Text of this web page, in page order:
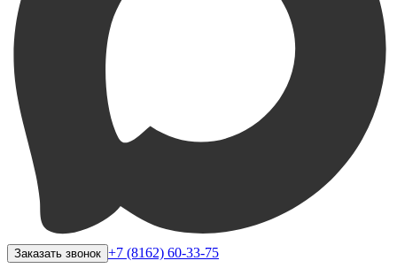
Заказать звонок +7 (8162) 60-33-75